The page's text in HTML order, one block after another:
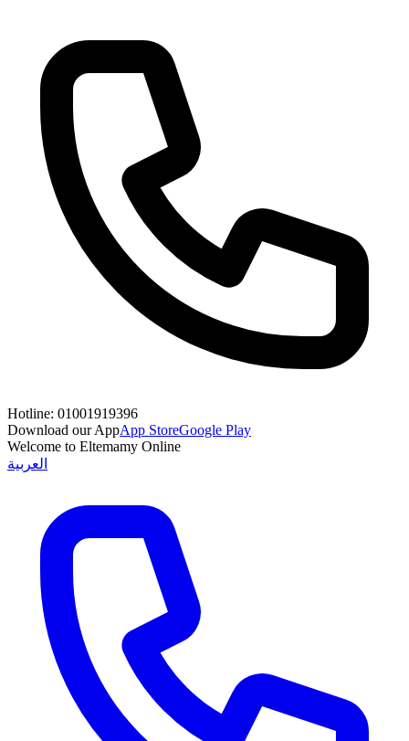
Hotline: 01001919396
Download our AppApp StoreGoogle Play
Welcome to Eltemamy Online
العربية